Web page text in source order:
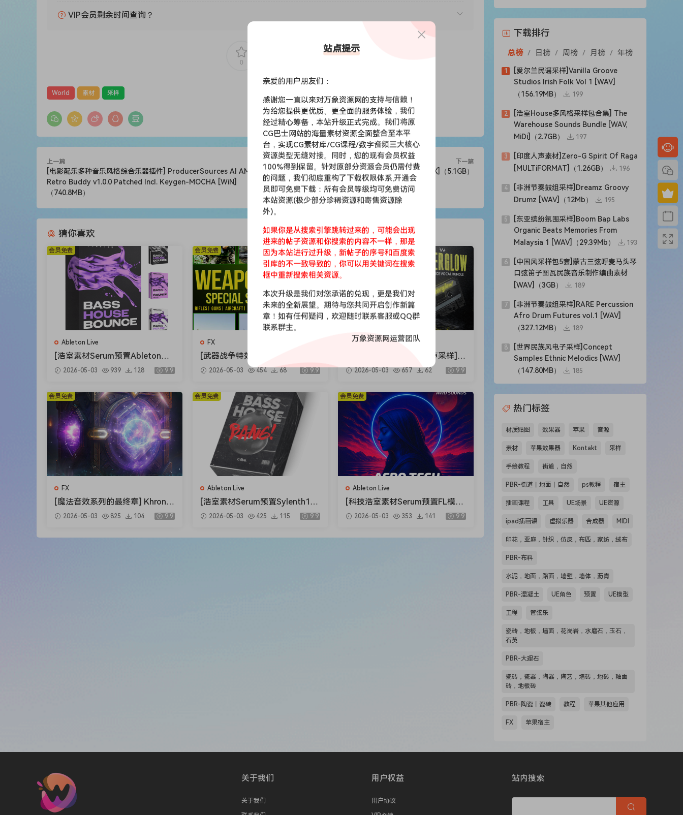
VIP会员剩余时间查询？
0
World 素材 采样
上一篇
[电影配乐多种音乐风格综合乐器插件] ProducerSources Al AMin
Retro Buddy v1.0.0 Patched Incl. Keygen-MOCHA [WiN]
（740.8MB）
下一篇
Ableton Live 12 Suite v12.3 U2B [MacOSX]（5.1GB）
猜你喜欢
Ableton Live
[浩室素材Serum预置Ableton模
板FL模板] Shadow Samples Bas
s House Bounce Vol.2 The Com
2026-05-03 939 128 9.9
会员免费
FX
[武器战争特效FX素材] Estudios
Talkback Weapons and War Sp
ecial Sound Effects [FLAC]（21
2026-05-03 454 68 9.9
会员免费
Drum and Bass
[鼓打贝斯泰克诺舞曲人声采样]W
eapon Sounds The Everything
Vocal Collection [WAV]（514M
2026-05-03 657 62 9.9
会员免费
FX
[魔法音效系列的最终章] Khron S
tudio Spells Variations Vol.4 [W
AV]（0.98GB）
2026-05-03 825 104 9.9
会员免费
Ableton Live
[浩室素材Serum预置Sylenth1预
置FL模板Ableton模板] Ofive Ba
ng House [WAV, MiDi]（1.33G
2026-05-03 425 115 9.9
会员免费
Ableton Live
[科技浩室素材Serum预置FL模板
Ableton模板] AWD Sounds Mys
tical Rituals Vol.1 [WAV, MiDi]
2026-05-03 353 141 9.9
会员免费
下载排行
总榜 / 日榜 / 周榜 / 月榜 / 年榜
1
[爱尔兰民谣采样]Vanilla Groove
Studios Irish Folk Vol 1 [WAV]
（156.19MB）
199
2
[浩室House多风格采样包合集] The
Warehouse Sounds Bundle [WAV,
MiDi]（2.7GB）
197
3
[印度人声素材]Zero-G Spirit Of Raga
[MULTiFORMAT]（1.26GB）
196
4
[非洲节奏鼓组采样]Dreamz Groovy
Drumz [WAV]（12Mb）
195
5
[东亚缤纷氛围采样]Boom Bap Labs
Organic Beats Memories From
Malaysia 1 [WAV]（29.39Mb）
193
6
[中国风采样包5套]蒙古三弦呼麦马头琴
口弦笛子图瓦民族音乐制作编曲素材
[WAV]（3GB）
189
7
[非洲节奏鼓组采样]RARE Percussion
Afro Drum Futures vol.1 [WAV]
（327.12MB）
189
8
[世界民族风电子采样]Concept
Samples Ethnic Melodics [WAV]
（147.80MB）
185
热门标签
材质贴图 效果器 苹果 音源
素材 苹果效果器 Kontakt 采样
手绘教程 街道，自然
PBR-街道丨地面丨自然 ps教程 宿主
插画课程 工具 UE场景 UE资源
ipad插画课 虚拟乐器 合成器 MIDI
印花，亚麻，针织，仿皮，布匹，家纺，绒布
PBR-布料
水泥，地面，路面，墙壁，墙体，沥青
PBR-混凝土 UE角色 预置 UE模型
工程 管弦乐
瓷砖，地板，墙面，花岗岩，水磨石，玉石，
石英
PBR-大理石
瓷砖，瓷器，陶器，陶艺，墙砖，地砖，釉面
砖，地板砖
PBR-陶瓷丨瓷砖 教程 苹果其他应用
FX 苹果宿主
关于我们
关于我们
用户权益
用户协议
站内搜索
站点提示
亲爱的用户朋友们：
感谢您一直以来对万象资源网的支持与信赖！
为给您提供更优质、更全面的服务体验，我们
经过精心筹备，本站升级正式完成。我们将原
CG巴士网站的海量素材资源全面整合至本平
台，实现CG素材库/CG课程/数字音频三大核心
资源类型无缝对接。同时，您的现有会员权益
100%得到保留。针对原部分资源会员仍需付费
的问题，我们彻底重构了下载权限体系,开通会
员即可免费下载：所有会员等级均可免费访问
本站资源(极少部分珍稀资源和寄售资源除
外)。
如果你是从搜索引擎跳转过来的，可能会出现
进来的帖子资源和你搜索的内容不一样，那是
因为本站进行过升级，新帖子的序号和百度索
引库的不一致导致的，你可以用关键词在搜索
框中重新搜索相关资源。
本次升级是我们对您承诺的兑现，更是我们对
未来的全新展望。期待与您共同开启创作新篇
章！如有任何疑问，欢迎随时联系客服或QQ群
联系群主。
万象资源网运营团队